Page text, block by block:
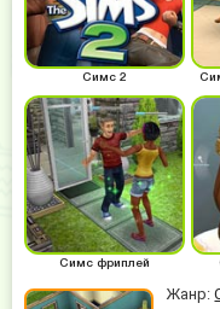
Жанр:
Симс 2
Симс фриплей